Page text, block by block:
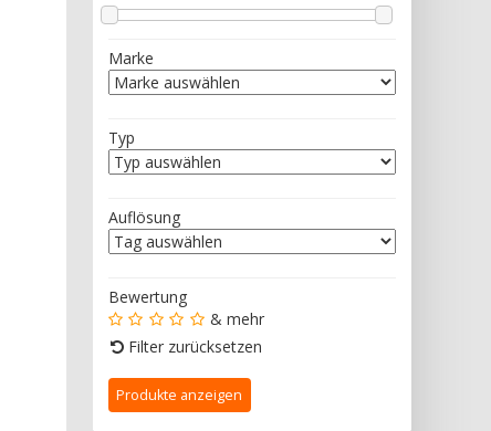
Marke
Typ
Auflösung
Bewertung
& mehr
Filter zurücksetzen